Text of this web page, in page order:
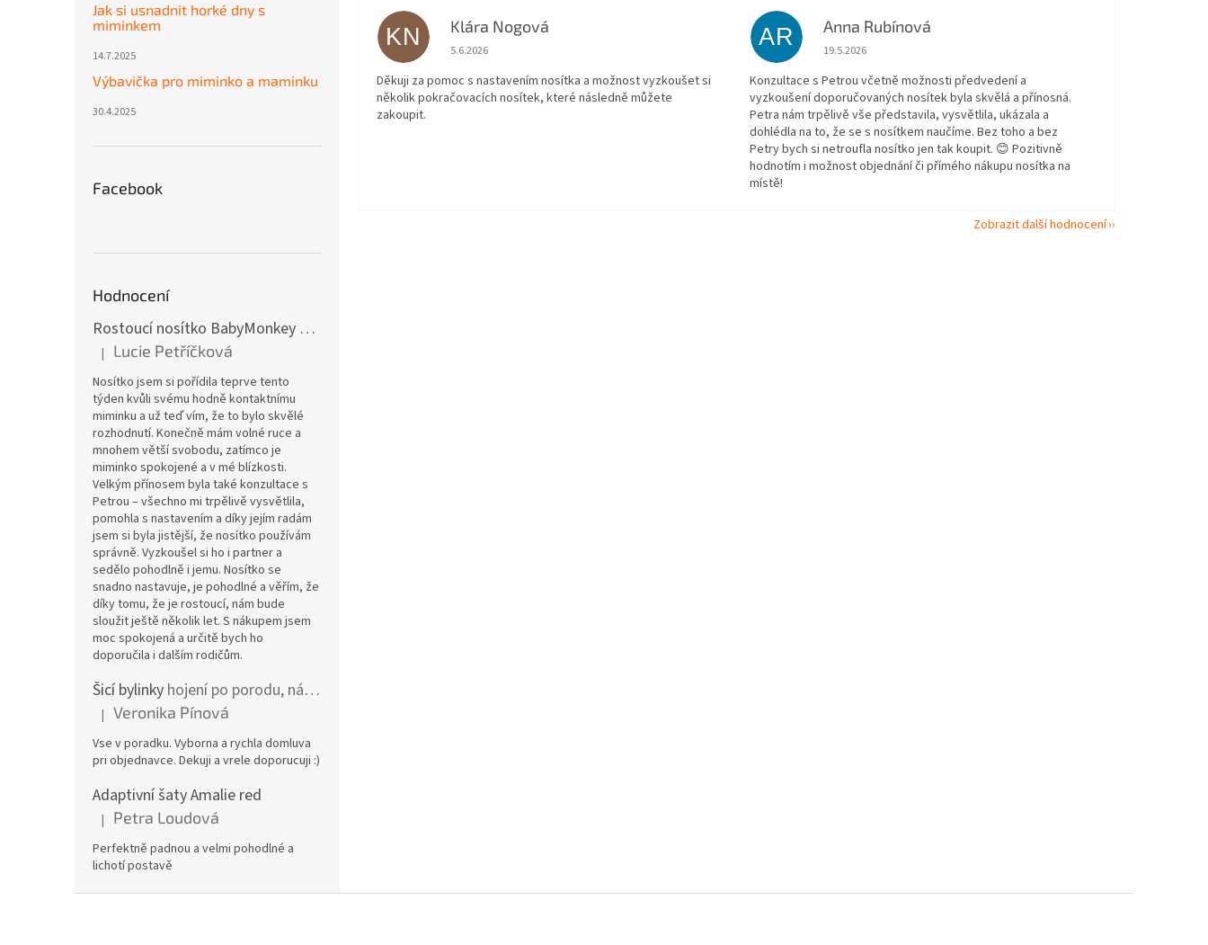
Jak si usnadnit horké dny s
miminkem
14.7.2025
Výbavička pro miminko a maminku
30.4.2025
Facebook
Hodnocení
Rostoucí nosítko BabyMonkey Original Essential - khaki zelené
Hodnocení produktu je 5 z 5 hvězdiček.
| Lucie Petříčková
Nosítko jsem si pořídila teprve tento
týden kvůli svému hodně kontaktnímu
miminku a už teď vím, že to bylo skvělé
rozhodnutí. Konečně mám volné ruce a
mnohem větší svobodu, zatímco je
miminko spokojené a v mé blízkosti.
Velkým přínosem byla také konzultace s
Petrou – všechno mi trpělivě vysvětlila,
pomohla s nastavením a díky jejím radám
jsem si byla jistější, že nosítko používám
správně. Vyzkoušel si ho i partner a
sedělo pohodlně i jemu. Nosítko se
snadno nastavuje, je pohodlné a věřím, že
díky tomu, že je rostoucí, nám bude
sloužit ještě několik let. S nákupem jsem
moc spokojená a určitě bych ho
doporučila i dalším rodičům.
Šicí bylinky hojení po porodu, nástřih a jizvy
Hodnocení produktu je 5 z 5 hvězdiček.
| Veronika Pínová
Vse v poradku. Vyborna a rychla domluva
pri objednavce. Dekuji a vrele doporucuji :)
Adaptivní šaty Amalie red
Hodnocení produktu je 5 z 5 hvězdiček.
| Petra Loudová
Perfektně padnou a velmi pohodlné a
lichotí postavě
KN Klára Nogová
Hodnocení obchodu je 5 z 5 hvězdiček.
5.6.2026
Děkuji za pomoc s nastavením nosítka a možnost vyzkoušet si
několik pokračovacích nosítek, které následně můžete
zakoupit.
AR Anna Rubínová
Hodnocení obchodu je 5 z 5 hvězdiček.
19.5.2026
Konzultace s Petrou včetně možnosti předvedení a
vyzkoušení doporučovaných nosítek byla skvělá a přínosná.
Petra nám trpělivě vše představila, vysvětlila, ukázala a
dohlédla na to, že se s nosítkem naučíme. Bez toho a bez
Petry bych si netroufla nosítko jen tak koupit. 😊 Pozitivně
hodnotím i možnost objednání či přímého nákupu nosítka na
místě!
Zobrazit další hodnocení